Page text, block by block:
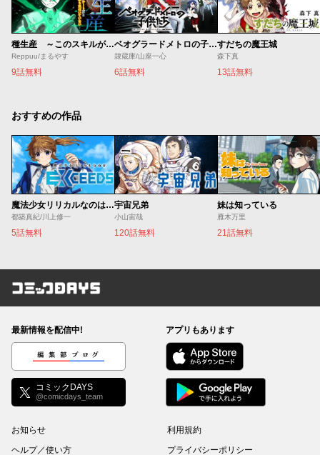
種生産 ～このスキルがチートだとまだ誰も気付いていない～
Reppuu/まるやす
9話無料
ベオグラードメトロの子供たち
隷蔵庫/山座一心
6話無料
すだちの魔王城
森下真
13話無料
おすすめの作品
魔法少女リリカルなのは EXCEEDS
都築真紀/川上修一
5話無料
宇宙兄弟
小山宙哉
120話無料
妹は知っている
雁木万里
21話無料
コミックDAYS
最新情報を配信中!
編集部ブログ
コミックDAYS
@comicdays_team
アプリもあります
お知らせ
ヘルプ／使い方
利用規約
プライバシーポリシー